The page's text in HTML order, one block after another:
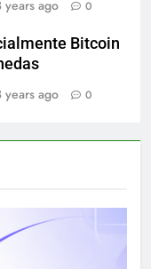
years ago 0
Bitcoin
years ago 0